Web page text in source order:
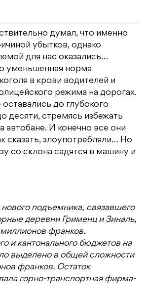
думал, что именно
убытков, однако
для нас оказались…
уменьшенная норма
в крови водителей и
режима на дорогах.
до глубокого
десяти, стремясь избежать
автобане. И конечно все они
сказать, злоупотребляли… Но
со склона садятся в машину и
подъемника, связавшего
деревни Грименц и Зиналь,
франков.
и кантонального бюджетов на
выделено в общей сложности
франков. Остаток
горно-транспортная фирма-